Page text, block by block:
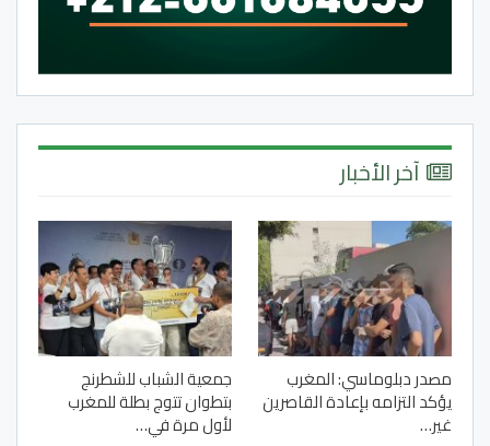
آخر الأخبار
مصدر دبلوماسي: المغرب
يؤكد التزامه بإعادة القاصرين
غير…
جمعية الشباب للشطرنج
بتطوان تتوج بطلة للمغرب
لأول مرة في…